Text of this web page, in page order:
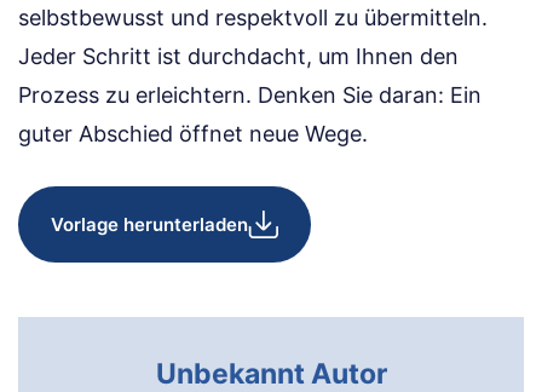
selbstbewusst und respektvoll zu übermitteln.
Jeder Schritt ist durchdacht, um Ihnen den
Prozess zu erleichtern. Denken Sie daran: Ein
guter Abschied öffnet neue Wege.
Vorlage herunterladen
Unbekannt Autor